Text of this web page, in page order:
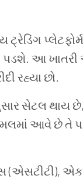
ટ્રેડિંગ
પડશે. આ
રહ્યા છો.
સેટલ થાય છે,
આવે છે તે
(એસટીટી),